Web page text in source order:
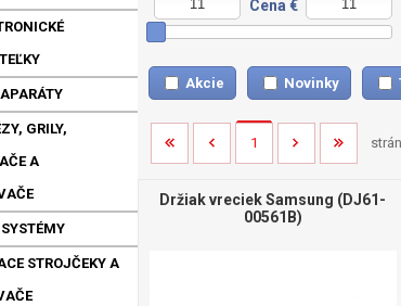
GRILY,
A
STROJČEKY A
Cena €
Akcie Novinky
1
Držiak vreciek Samsung (DJ61-
00561B)